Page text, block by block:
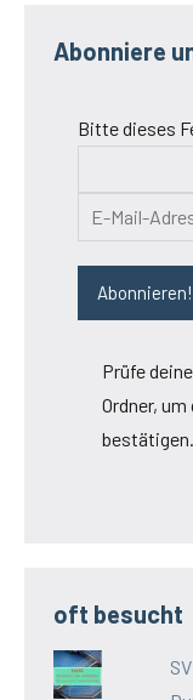
Abonniere
Bitte dieses
Prüfe
Ordner,
bestätigen.
oft besucht